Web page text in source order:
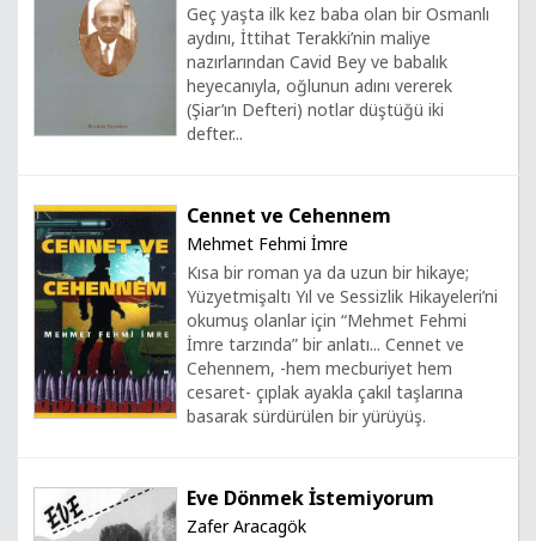
Geç yaşta ilk kez baba olan bir Osmanlı
aydını, İttihat Terakki’nin maliye
nazırlarından Cavid Bey ve babalık
heyecanıyla, oğlunun adını vererek
(Şiar’ın Defteri) notlar düştüğü iki
defter...
Cennet ve Cehennem
Mehmet Fehmi İmre
Kısa bir roman ya da uzun bir hikaye;
Yüzyetmişaltı Yıl ve Sessizlik Hikayeleri’ni
okumuş olanlar için “Mehmet Fehmi
İmre tarzında” bir anlatı... Cennet ve
Cehennem, -hem mecburiyet hem
cesaret- çıplak ayakla çakıl taşlarına
basarak sürdürülen bir yürüyüş.
Eve Dönmek İstemiyorum
Zafer Aracagök